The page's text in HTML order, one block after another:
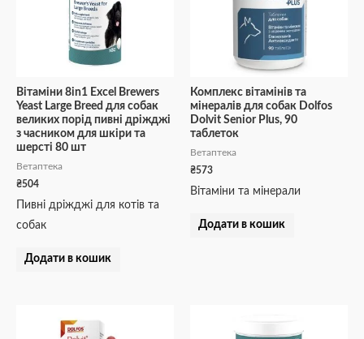
Вітаміни 8in1 Excel Brewers
Yeast Large Breed для собак
великих порід пивні дріжджі
з часником для шкіри та
шерсті 80 шт
Ветаптека
₴504
Пивні дріжджі для котів та
собак
Додати в кошик
Комплекс вітамінів та
мінералів для собак Dolfos
Dolvit Senior Plus, 90
таблеток
Ветаптека
₴573
Вітаміни та мінерали
Додати в кошик